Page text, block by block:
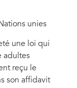
unies
une loi qui
adultes
reçu le
son affidavit